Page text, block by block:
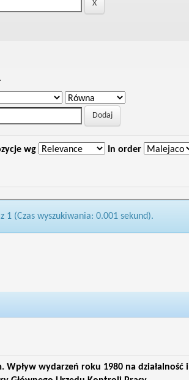
wg In order
1 (Czas wyszukiwania: 0.001 sekund).
Wpływ wydarzeń roku 1980 na działalność i